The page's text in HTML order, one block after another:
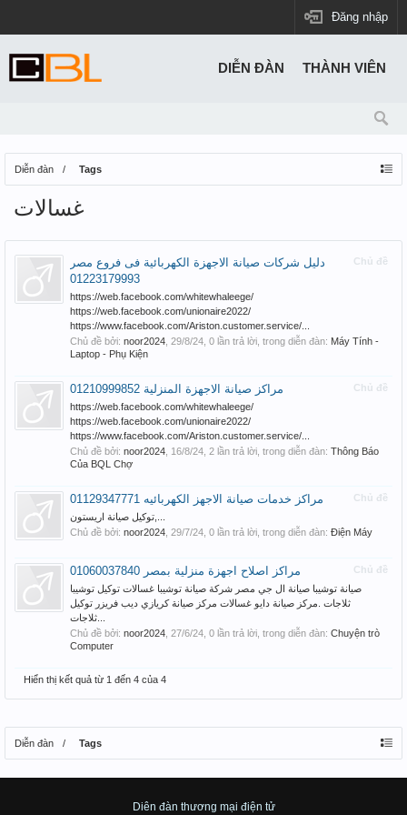
Đăng nhập
Diễn đàn Tags
غسالات
Chủ đề
دليل شركات صيانة الاجهزة الكهربائية فى فروع مصر
01223179993
https://web.facebook.com/whitewhaleege/
https://web.facebook.com/unionaire2022/
https://www.facebook.com/Ariston.customer.service/...
Chủ đề bởi: noor2024 29/8/24 , 0 lần trả lời, trong diễn đàn: Máy Tính -
Laptop - Phụ Kiện
Chủ đề مراكز صيانة الاجهزة المنزلية 01210999852
https://web.facebook.com/whitewhaleege/
https://web.facebook.com/unionaire2022/
https://www.facebook.com/Ariston.customer.service/...
Chủ đề bởi: noor2024 16/8/24 , 2 lần trả lời, trong diễn đàn: Thông Báo
Của BQL Chợ
Chủ đề مراكز خدمات صيانة الاجهز الكهربائيه 01129347771
Chủ đề bởi: noor2024 29/7/24 , 0 lần trả lời, trong diễn đàn: Điện Máy
Chủ đề مراكز اصلاح اجهزة منزلية بمصر 01060037840
صيانة توشيبا صيانة ال جي مصر شركة صيانة توشيبا غسالات توكيل توشيبا
ثلاجات .مركز صيانة دايو غسالات مركز صيانة كريازي ديب فريزر توكيل
Chủ đề bởi: noor2024 27/6/24 , 0 lần trả lời, trong diễn đàn: Chuyện trò
Computer
Hiển thị kết quả từ 1 đến 4 của 4
Diễn đàn Tags
DIỄN ĐÀN THÀNH VIÊN
Diên đàn thương mại điện tử